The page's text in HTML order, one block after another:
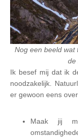
Nog een beeld
de
Ik besef mij dat ik
noodzakelijk.
er gewoon eens over
Maak jij